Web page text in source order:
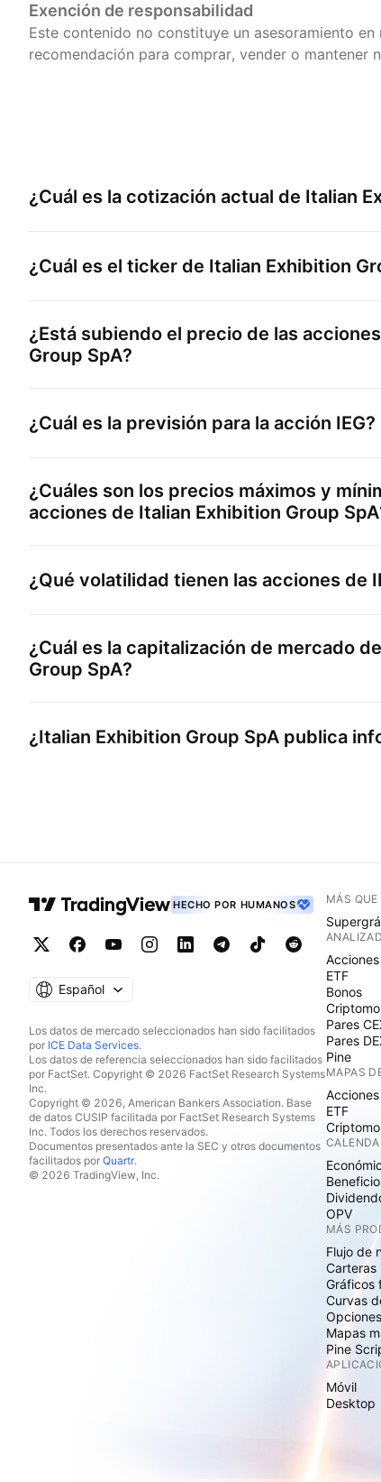
Exención de responsabilidad
Este contenido no constituye un asesoramiento
recomendación para comprar, vender o mantener
¿Cuál es la cotización actual de Italian
¿Cuál es el ticker de Italian Exhibition
¿Está subiendo el precio de las
Group SpA?
¿Cuál es la previsión para la acción IEG?
¿Cuáles son los precios máximos y
acciones de Italian Exhibition Group SpA
¿Qué volatilidad tienen las acciones de
¿Cuál es la capitalización de mercado de
Group SpA?
¿Italian Exhibition Group SpA publica
HECHO POR HUMANOS
Español
Los datos de mercado seleccionados han sido facilitados
por ICE Data Services.
Los datos de referencia seleccionados han sido facilitados
por FactSet. Copyright © 2026 FactSet Research Systems
Inc.
Copyright © 2026, American Bankers Association. Base
de datos CUSIP facilitada por FactSet Research Systems
Inc. Todos los derechos reservados.
Documentos presentados ante la SEC y otros documentos
facilitados por Quartr.
© 2026 TradingView, Inc.
MÁS
Acciones
ETF
Bonos
Pares
Pares
Pine
MAPAS
Acciones
ETF
OPV
MÁS
Flujo de
Carteras
Gráficos
Curvas
Opciones
Mapas
Pine
Móvil
Desktop